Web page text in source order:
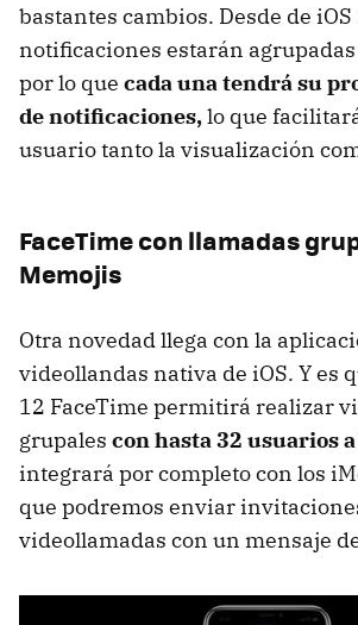
bastantes cambios. Desde de iOS
notificaciones estarán
por lo que cada una tendrá su
de notificaciones,lo que
usuario tanto la visualización
FaceTime con llamadas
Memojis
Otra novedad llega con la
videollandas nativa de iOS. Y es
12 FaceTime permitirá realizar
grupales con hasta 32 usuarios
integrará por completo con los
que podremos enviar
videollamadas con un mensaje